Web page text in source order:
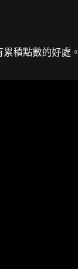
積點數的好處。